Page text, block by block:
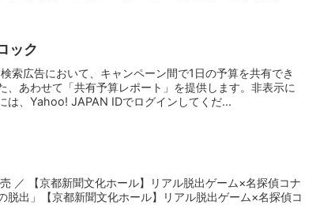
ック
索広告において、キャンペーン間で1日の予算を共有でき
、あわせて「共有予算レポート」を提供します。非表示に
は、Yahoo! JAPAN IDでログインしてくだ...
／ 【京都新聞文化ホール】リアル脱出ゲーム×名探偵コナ
脱出」【京都新聞文化ホール】リアル脱出ゲーム×名探偵コ